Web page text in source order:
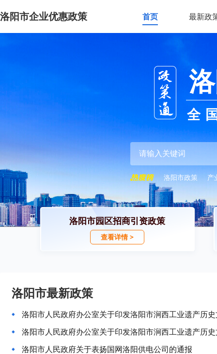
洛阳市企业优惠政策 首页 最新政
全
洛阳市政策 产
洛阳市园区招商引资政策
查看详情 >
洛阳市最新政策
洛阳市人民政府办公室关于印发洛阳市涧西工业遗产历
洛阳市人民政府办公室关于印发洛阳市涧西工业遗产历
洛阳市人民政府关于表扬国网洛阳供电公司的通报